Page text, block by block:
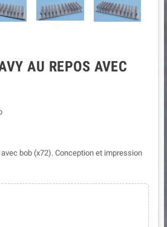
AU REPOS AVEC
bob (x72). Conception et impression